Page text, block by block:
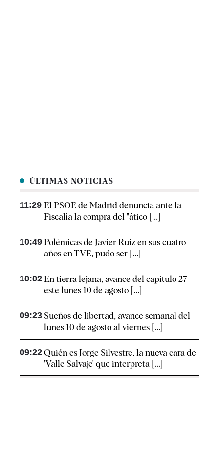
ÚLTIMAS NOTICIAS
11:29 El PSOE de Madrid denuncia ante la
Fiscalía la compra del "ático [...]
10:49 Polémicas de Javier Ruiz en sus cuatro
años en TVE, pudo ser [...]
10:02 En tierra lejana, avance del capítulo 27
este lunes 10 de agosto [...]
09:23 Sueños de libertad, avance semanal del
lunes 10 de agosto al viernes [...]
09:22 Quién es Jorge Silvestre, la nueva cara de
'Valle Salvaje' que interpreta [...]